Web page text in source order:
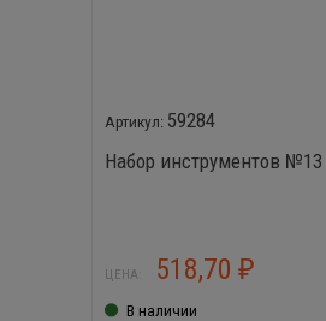
59284
Набор инструментов
ЦЕНА: 518,70 ₽
В наличии